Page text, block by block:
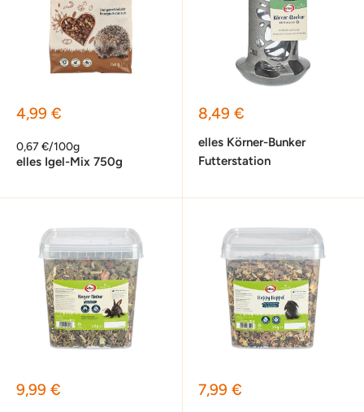
Sonderpreis
4,99 €
0,67 €/100g
elles Igel-Mix 750g
Sonderpreis
8,49 €
elles Körner-Bunker
Futterstation
Sonderpreis
9,99 € Sonderpreis
7,99 €